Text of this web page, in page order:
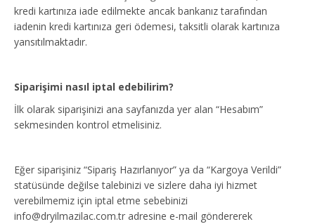
kredi kartınıza iade edilmekte ancak bankanız tarafından
iadenin kredi kartınıza geri ödemesi, taksitli olarak kartınıza
yansıtılmaktadır.
Siparişimi nasıl iptal edebilirim?
İlk olarak siparişinizi ana sayfanızda yer alan “Hesabım”
sekmesinden kontrol etmelisiniz.
Eğer siparişiniz “Sipariş Hazırlanıyor” ya da “Kargoya Verildi”
statüsünde değilse talebinizi ve sizlere daha iyi hizmet
verebilmemiz için iptal etme sebebinizi
info@dryilmazilac.com.tr adresine e-mail göndererek